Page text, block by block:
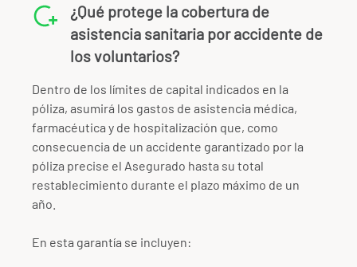
¿Qué protege la cobertura de
asistencia sanitaria por accidente de
los voluntarios?
Dentro de los límites de capital indicados en la
póliza, asumirá los gastos de asistencia médica,
farmacéutica y de hospitalización que, como
consecuencia de un accidente garantizado por la
póliza precise el Asegurado hasta su total
restablecimiento durante el plazo máximo de un
año.
En esta garantía se incluyen: